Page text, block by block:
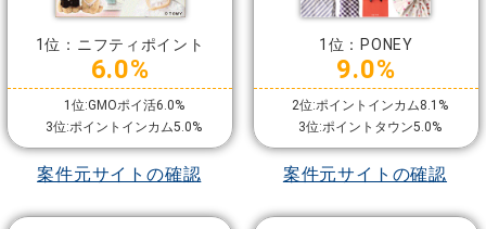
1位：ニフティポイント
6.0%
1位:GMOポイ活6.0%
3位:ポイントインカム5.0%
案件元サイトの確認
1位：PONEY
9.0%
2位:ポイントインカム8.1%
3位:ポイントタウン5.0%
案件元サイトの確認